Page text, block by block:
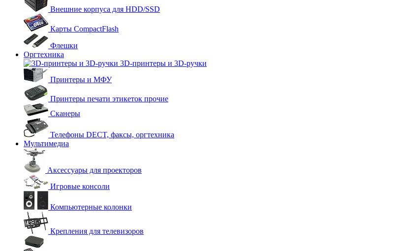
Внешние корпуса для HDD/SSD
Карты CompactFlash
Флешки
Оргтехника
3D-принтеры и 3D-ручки
Принтеры и МФУ
Принтеры печати этикеток прочие
Сканеры
Телефоны DECT, факсы, оргтехника
Мультимедиа
Аксессуары для проекторов
Игровые консоли
Компьютерные колонки
Крепления для телевизоров